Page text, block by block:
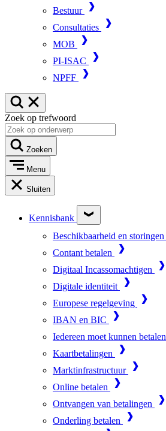
Bestuur
Consultaties
MOB
PI-ISAC
NPFF
Zoek op trefwoord
Zoeken
Menu
Sluiten
Kennisbank
Beschikbaarheid en storingen
Contant betalen
Digitaal Incassomachtigen
Digitale identiteit
Europese regelgeving
IBAN en BIC
Iedereen moet kunnen betalen
Kaartbetalingen
Marktinfrastructuur
Online betalen
Ontvangen van betalingen
Onderling betalen